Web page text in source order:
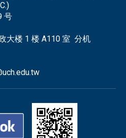
号
大楼 1 楼 A110 室 分机